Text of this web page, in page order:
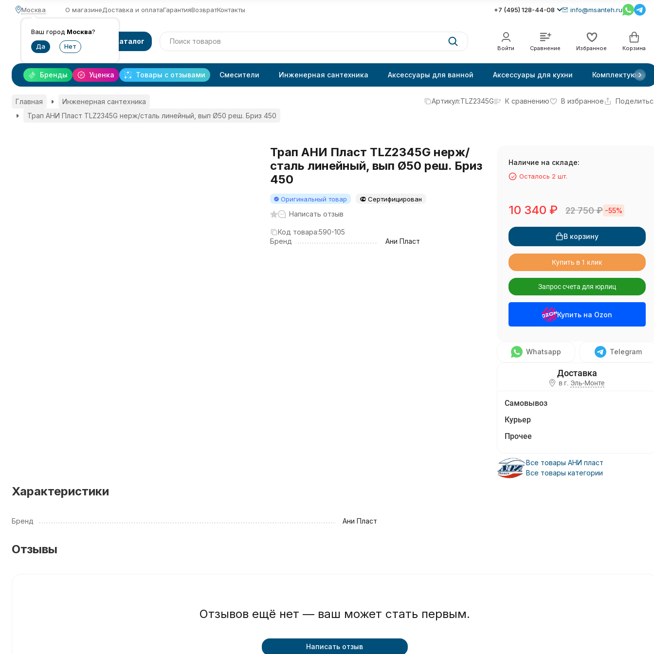
Москва
Ваш город Москва?
О магазинеДоставка и оплатаГарантияВозвратКонтакты +7 (495) 128-44-08 info@msanteh.ru
Каталог
Войти Сравнение Избранное Корзина
Уценка Товары с отзывами
Бренды Смесители Инженерная сантехника Аксессуары для ванной Аксессуары для кухни Комплектующие
Главная
Инженерная сантехника
Трап АНИ Пласт TLZ2345G нерж/сталь линейный, вып Ø50 реш. Бриз 450
Артикул:TLZ2345G К сравнению В избранное
Трап АНИ Пласт TLZ2345G нерж/
сталь линейный, вып Ø50 реш. Бриз
450
Оригинальный товар Сертифицирован
Написать отзыв
Код товара:590-105
Бренд
Ани Пласт
Наличие на складе:
Осталось 2 шт.
10 340 ₽ 22 750₽ -55%
В корзину
Купить в 1 клик
Запрос счета для юрлиц
Купить на Ozon
Whatsapp Telegram
в г. Эль-Монте
Самовывоз
Курьер
Прочее
Все товары АНИ пласт
Все товары категории
Характеристики
Бренд Ани Пласт
Отзывы
Отзывов ещё нет — ваш может стать первым.
Написать отзыв